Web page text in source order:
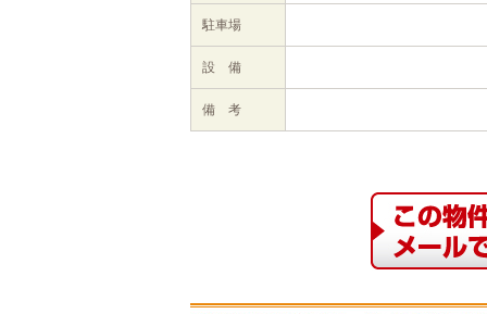
駐車場
設 備
備 考